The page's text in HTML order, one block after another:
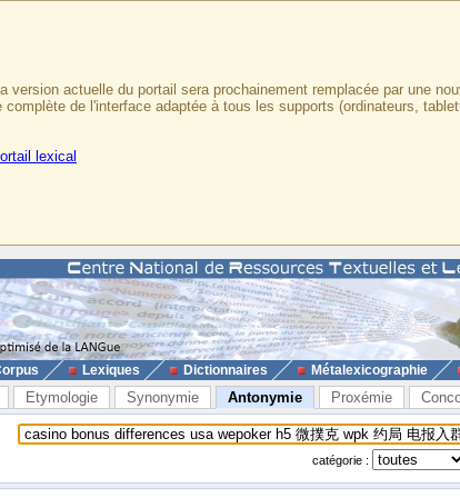
actuelle du portail sera prochainement remplacée par une
complète de l'interface adaptée à tous les supports (ordinateurs,
lexical
Lexiques Dictionnaires Métalexicographie
Etymologie Synonymie Antonymie Proxémie
catégorie :